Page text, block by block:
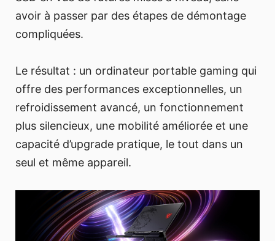
avoir à passer par des étapes de démontage
compliquées.
Le résultat : un ordinateur portable gaming qui
offre des performances exceptionnelles, un
refroidissement avancé, un fonctionnement
plus silencieux, une mobilité améliorée et une
capacité d’upgrade pratique, le tout dans un
seul et même appareil.